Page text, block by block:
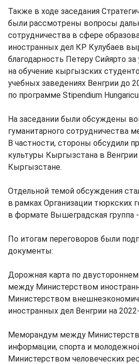
Также в ходе заседания
были рассмотрены вопросы
сотрудничества в сфере
иностранных дел КР Кулубаев
благодарность Петеру Сийярто
на обучение кыргызских
учебных заведениях Венгрии до
по программе Stipendium
На заседании были обсуждены
гуманитарного сотрудничества
В частности, стороны обсудили
культуры Кыргызстана в Венгрии
Кыргызстане.
Отдельной темой обсуждения
в рамках Организации тюркских
в формате Вышеградская группа
По итогам переговоров были
документы:
Дорожная карта по
между Министерством
Министерством
иностранных дел Венгрии на
Меморандум между
информации, спорта и
Министерством человеческих